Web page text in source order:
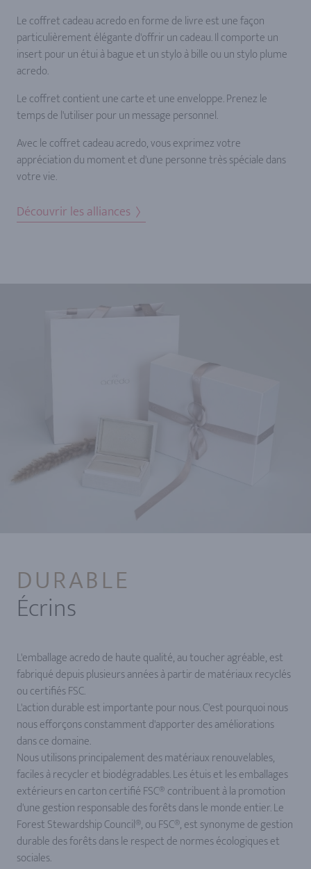
Le coffret cadeau acredo en forme de livre est une façon
particulièrement élégante d'offrir un cadeau. Il comporte un
insert pour un étui à bague et un stylo à bille ou un stylo plume
acredo.
Le coffret contient une carte et une enveloppe. Prenez le
temps de l'utiliser pour un message personnel.
Avec le coffret cadeau acredo, vous exprimez votre
appréciation du moment et d'une personne très spéciale dans
votre vie.
Découvrir les alliances
DURABLE
Écrins
L'emballage acredo de haute qualité, au toucher agréable, est
fabriqué depuis plusieurs années à partir de matériaux recyclés
ou certifiés FSC.
L'action durable est importante pour nous. C'est pourquoi nous
nous efforçons constamment d'apporter des améliorations
dans ce domaine.
Nous utilisons principalement des matériaux renouvelables,
faciles à recycler et biodégradables. Les étuis et les emballages
extérieurs en carton certifié FSC® contribuent à la promotion
d'une gestion responsable des forêts dans le monde entier. Le
Forest Stewardship Council®, ou FSC®, est synonyme de gestion
durable des forêts dans le respect de normes écologiques et
sociales.